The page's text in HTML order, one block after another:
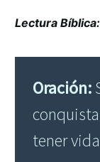
Lectura Bíblica:
Oración:
tener